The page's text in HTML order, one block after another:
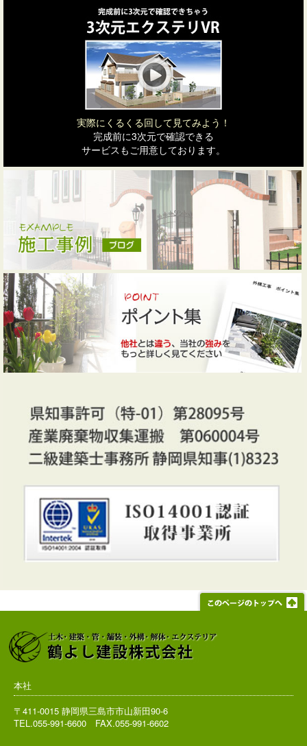
実際にくるくる回して見てみよう！
完成前に3次元で確認できる
サービスもご用意しております。
本社
〒411-0015 静岡県三島市市山新田90-6
TEL.055-991-6600 FAX.055-991-6602